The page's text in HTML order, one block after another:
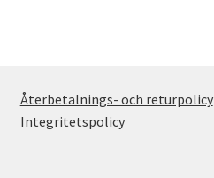
Återbetalnings- och returpolicy
Integritetspolicy